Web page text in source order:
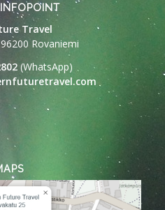
Travel
Rovaniemi
(WhatsApp)